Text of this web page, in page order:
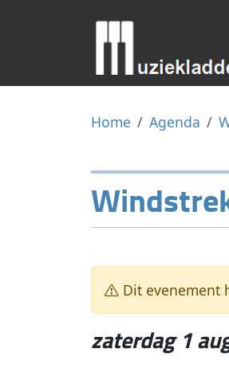
Home Agenda
Dit evenement
zaterdag 1